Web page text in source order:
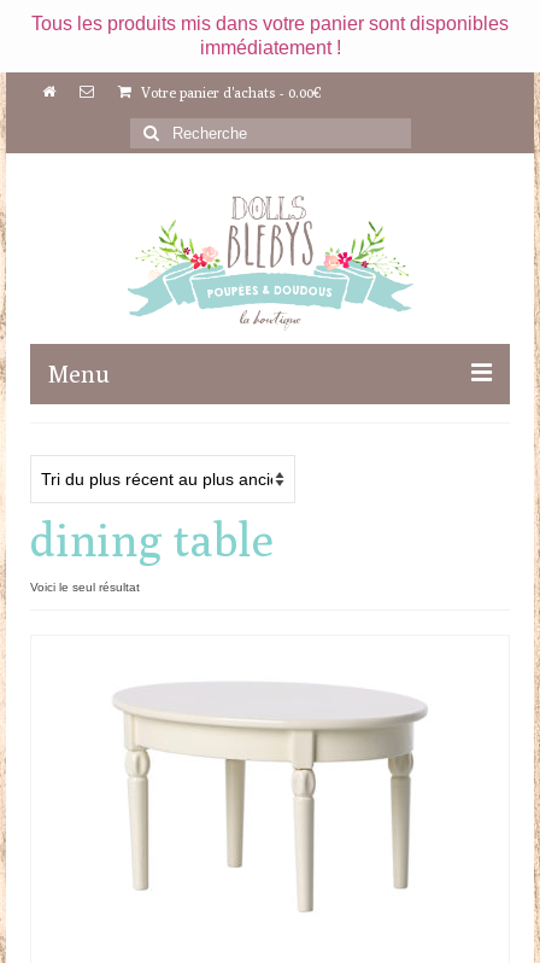
Tous les produits mis dans votre panier sont disponibles
immédiatement !
Votre panier d'achats - 0.00€
Rechercher
:
Menu
Maileg
Poupées
Doudous
dining table
Voici le seul résultat